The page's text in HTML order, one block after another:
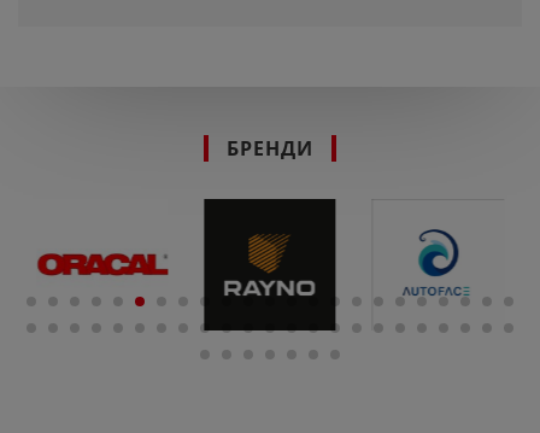
БРЕНДИ